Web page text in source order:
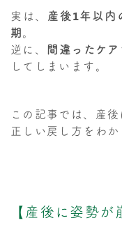
実は、 産後1年以内
期。
逆に、 間違ったケ
してしまいます。
この記事では、産
正しい戻し方をわか
【産後に姿勢が